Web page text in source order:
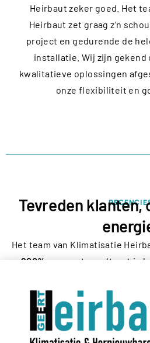
Heirbaut zeker goed. Het
Heirbaut zet graag z’n
project en gedurende de
installatie. Wij zijn gekend
kwalitatieve oplossingen
onze flexibiliteit en
Tevreden klanten,
Het team van Klimatisatie
200%
voor wat resulteert in
zowel vóór, tijdens als na de
energie en